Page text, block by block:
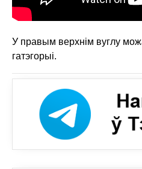
У правым верхнім вуглу
гатэгорыі.